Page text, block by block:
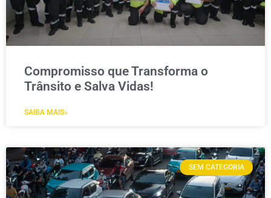
Compromisso que Transforma o
Trânsito e Salva Vidas!
SAIBA MAIS»
SEM CATEGORIA